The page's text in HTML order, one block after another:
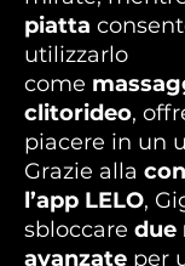
piatta
utilizzarlo
come
clitorideo,
piacere in un
Grazie alla
l’app LELO,
sbloccare due
avanzate per